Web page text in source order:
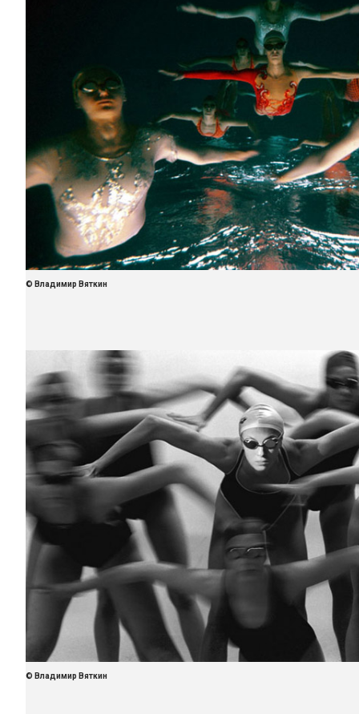
© Владимир Вяткин
© Владимир Вяткин